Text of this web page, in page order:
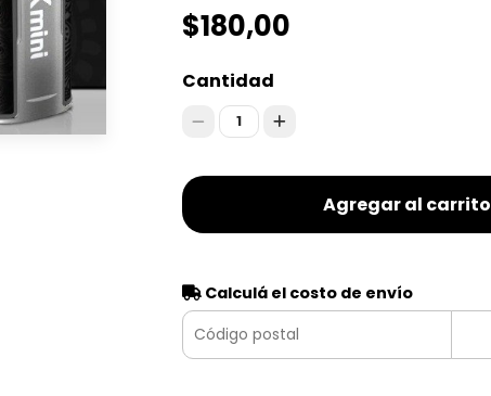
$180,00
Cantidad
1
Agregar al carrito
Calculá el costo de envío